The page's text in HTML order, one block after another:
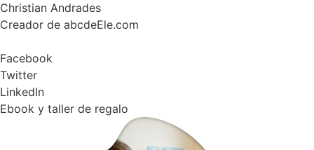
Christian Andrades
Creador de abcdeEle.com
Facebook
Twitter
LinkedIn
Ebook y taller de regalo